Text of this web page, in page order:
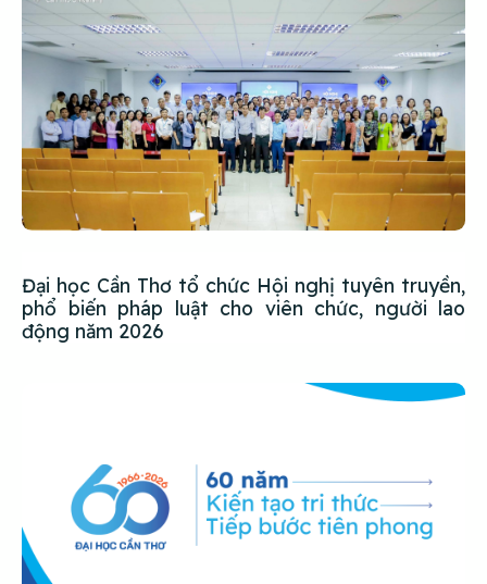
Đại học Cần Thơ tổ chức Hội nghị tuyên truyền,
phổ biến pháp luật cho viên chức, người lao
động năm 2026